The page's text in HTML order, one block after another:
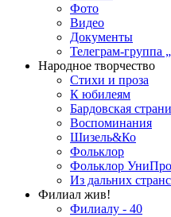
Фото
Видео
Документы
Телеграм-группа
Народное творчество
Стихи и проза
К юбилеям
Бардовская
Воспоминания
Шизель&Ко
Фольклор
Фольклор УниПро
Из дальних
Филиал жив!
Филиалу - 40